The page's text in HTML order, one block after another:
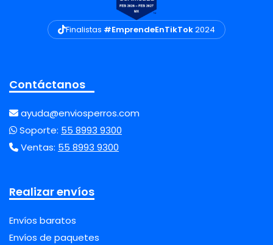
Finalistas #EmprendeEnTikTok2024
Contáctanos
ayuda@enviosperros.com
Soporte: 55 8993 9300
Ventas: 55 8993 9300
Realizar envíos
Envíos baratos
Envíos de paquetes